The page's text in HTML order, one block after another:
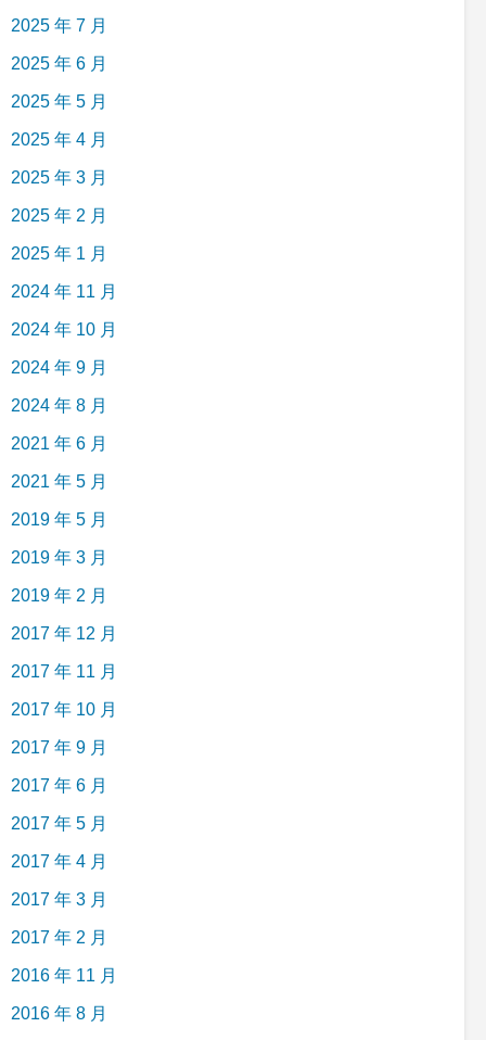
2025 年 7 月
2025 年 6 月
2025 年 5 月
2025 年 4 月
2025 年 3 月
2025 年 2 月
2025 年 1 月
2024 年 11 月
2024 年 10 月
2024 年 9 月
2024 年 8 月
2021 年 6 月
2021 年 5 月
2019 年 5 月
2019 年 3 月
2019 年 2 月
2017 年 12 月
2017 年 11 月
2017 年 10 月
2017 年 9 月
2017 年 6 月
2017 年 5 月
2017 年 4 月
2017 年 3 月
2017 年 2 月
2016 年 11 月
2016 年 8 月